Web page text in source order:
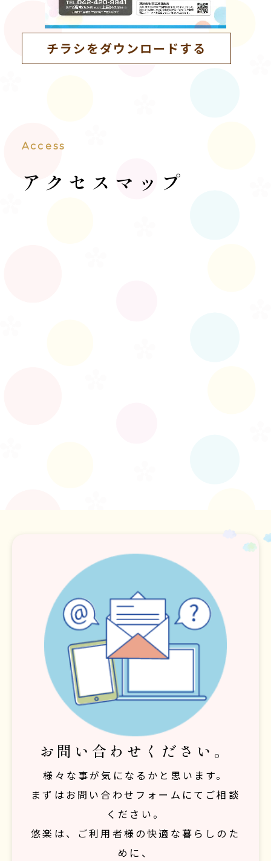
チラシをダウンロードする
Access
アクセスマップ
お問い合わせください。
様々な事が気になるかと思います。
まずはお問い合わせフォームにてご相談
ください。
悠楽は、ご利用者様の快適な暮らしのた
めに、